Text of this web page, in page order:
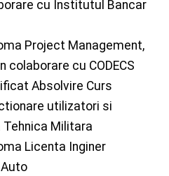
cu Institutul Bancar
Project Management,
colaborare cu CODECS
Absolvire Curs
utilizatori si
Militara
Licenta Inginer